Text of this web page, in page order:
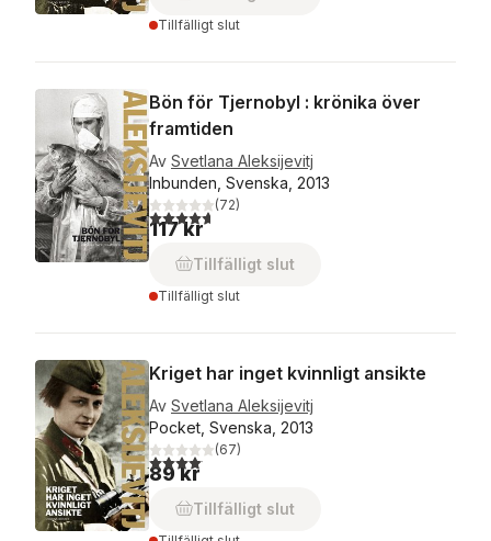
Tillfälligt slut
Bön för Tjernobyl : krönika över
framtiden
Av Svetlana Aleksijevitj
Inbunden, Svenska, 2013
4,7utav 5 stjärnor. Totalt antal röster:
(72)
117 kr
Tillfälligt slut
Tillfälligt slut
Kriget har inget kvinnligt ansikte
Av Svetlana Aleksijevitj
Pocket, Svenska, 2013
4,1utav 5 stjärnor. Totalt antal röster:
(67)
89 kr
Tillfälligt slut